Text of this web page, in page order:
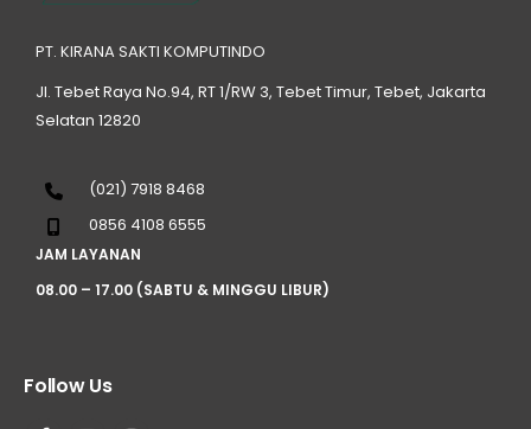
PT. KIRANA SAKTI KOMPUTINDO
Jl. Tebet Raya No.94, RT 1/RW 3, Tebet Timur, Tebet, Jakarta
Selatan 12820
(021) 7918 8468
0856 4108 6555
JAM LAYANAN
08.00 – 17.00 (SABTU & MINGGU LIBUR)
Follow Us